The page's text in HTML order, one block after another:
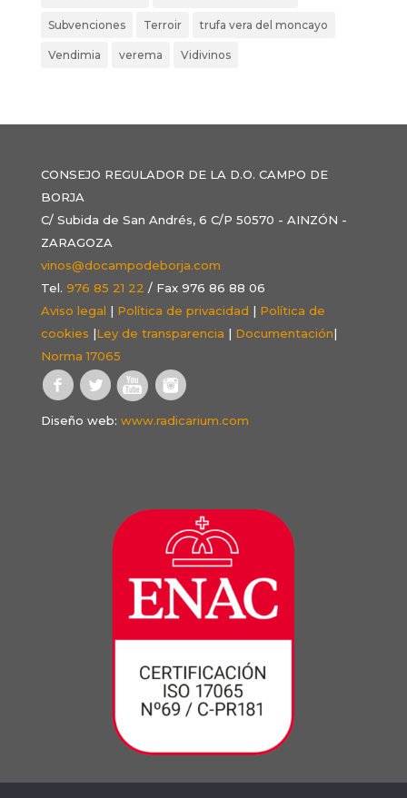
Subvenciones Terroir trufa vera del moncayo
Vendimia verema Vidivinos
CONSEJO REGULADOR DE LA D.O. CAMPO DE
BORJA
C/ Subida de San Andrés, 6 C/P 50570 - AINZÓN -
ZARAGOZA
vinos@docampodeborja.com
Tel. 976 85 21 22 / Fax 976 86 88 06
Aviso legal | Política de privacidad | Política de
cookies |Ley de transparencia | Documentación|
Norma 17065
Diseño web: www.radicarium.com